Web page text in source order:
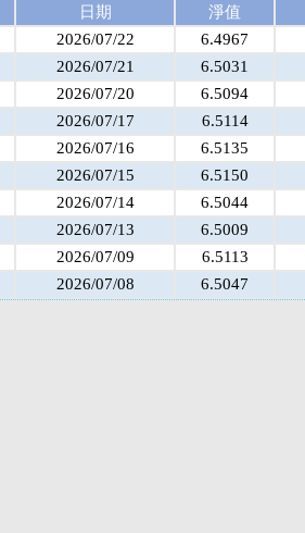
日期
淨值
2026/07/22
6.4967
2026/07/21
6.5031
2026/07/20
6.5094
2026/07/17
6.5114
2026/07/16
6.5135
2026/07/15
6.5150
2026/07/14
6.5044
2026/07/13
6.5009
2026/07/09
6.5113
2026/07/08 6.5047